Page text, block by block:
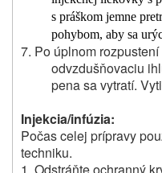
s práškom jemne
pohybom, aby sa
7. Po úplnom
odvzdušňovaciu
pena sa vytratí.
Injekcia/infúzia:
Počas celej prípravy
techniku.